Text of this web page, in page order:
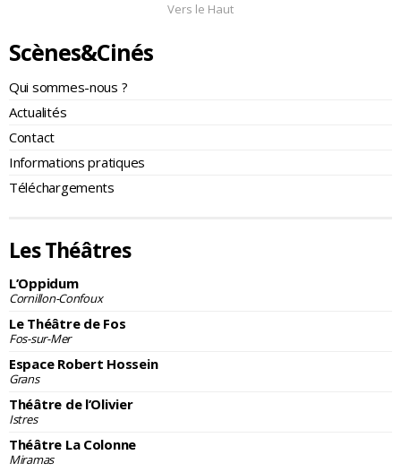
Scènes&Cinés
Qui sommes-nous ?
Actualités
Contact
Informations pratiques
Téléchargements
Les Théâtres
L’Oppidum
Cornillon-Confoux
Le Théâtre de Fos
Fos-sur-Mer
Espace Robert Hossein
Grans
Théâtre de l’Olivier
Istres
Théâtre La Colonne
Miramas
Vers le Haut